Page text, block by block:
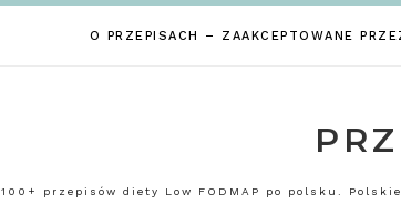
O PRZEPISACH – ZAAKCEPTOWANE
100+ przepisów diety Low FODMAP po polsku.